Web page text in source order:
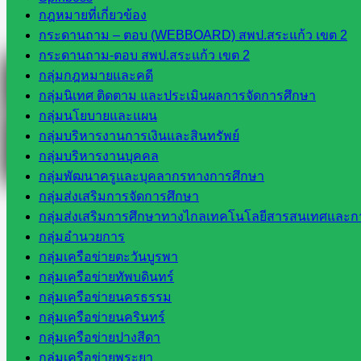
กฎหมายที่เกี่ยวข้อง
กระดานถาม – ตอบ (WEBBOARD) สพป.สระแก้ว เขต 2
กระดานถาม-ตอบ สพป.สระแก้ว เขต 2
กลุ่มกฎหมายและคดี
กลุ่มนิเทศ ติดตาม และประเมินผลการจัดการศึกษา
กลุ่มนโยบายและแผน
กลุ่มบริหารงานการเงินและสินทรัพย์
กลุ่มบริหารงานบุคคล
กลุ่มพัฒนาครูและบุคลากรทางการศึกษา
กลุ่มส่งเสริมการจัดการศึกษา
กลุ่มส่งเสริมการศึกษาทางไกลเทคโนโลยีสารสนเทศและ
กลุ่มอำนวยการ
กลุ่มเครือข่ายตะวันบูรพา
กลุ่มเครือข่ายทัพบดินทร์
กลุ่มเครือข่ายนครธรรม
กลุ่มเครือข่ายนครินทร์
กลุ่มเครือข่ายปางสีดา
กลุ่มเครือข่ายพระยา
Facebook